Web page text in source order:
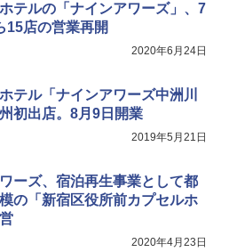
テルの「ナインアワーズ」、7
15店の営業再開
2020年6月24日
テル「ナインアワーズ中洲川
初出店。8月9日開業
2019年5月21日
ーズ、宿泊再生事業として都
の「新宿区役所前カプセルホ
2020年4月23日